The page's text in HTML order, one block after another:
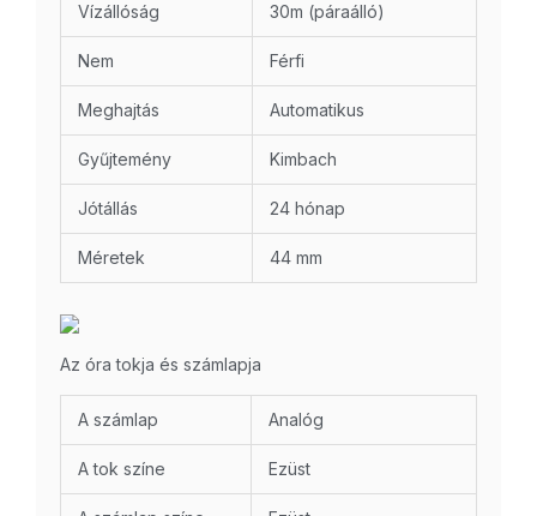
Vízállóság 30m (páraálló)
Nem Férfi
Meghajtás Automatikus
Gyűjtemény Kimbach
Jótállás 24 hónap
Méretek 44 mm
Az óra tokja és számlapja
A számlap Analóg
A tok színe Ezüst